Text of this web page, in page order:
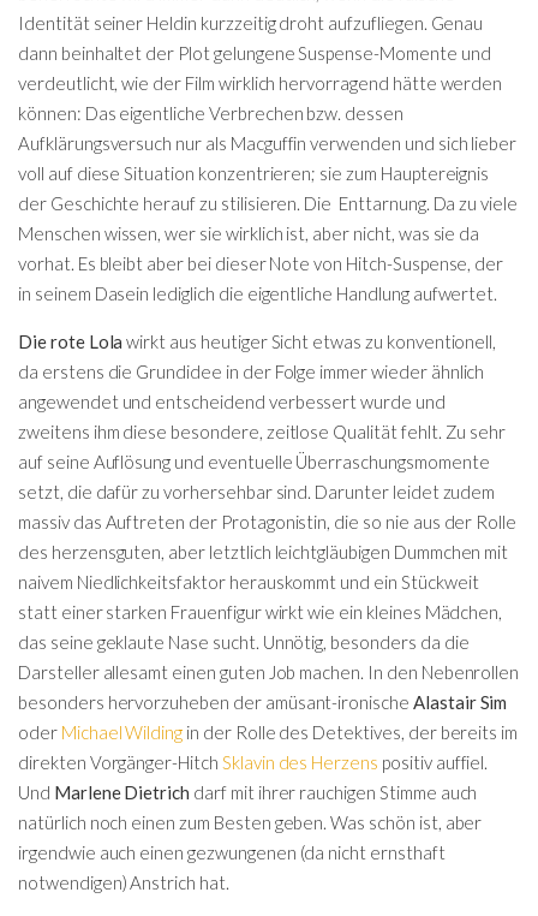
Identität seiner Heldin kurzzeitig droht aufzufliegen. Genau
dann beinhaltet der Plot gelungene Suspense-Momente und
verdeutlicht, wie der Film wirklich hervorragend hätte werden
können: Das eigentliche Verbrechen bzw. dessen
Aufklärungsversuch nur als Macguffin verwenden und sich lieber
voll auf diese Situation konzentrieren; sie zum Hauptereignis
der Geschichte herauf zu stilisieren. Die Enttarnung. Da zu viele
Menschen wissen, wer sie wirklich ist, aber nicht, was sie da
vorhat. Es bleibt aber bei dieser Note von Hitch-Suspense, der
in seinem Dasein lediglich die eigentliche Handlung aufwertet.
Die rote Lola wirkt aus heutiger Sicht etwas zu konventionell,
da erstens die Grundidee in der Folge immer wieder ähnlich
angewendet und entscheidend verbessert wurde und
zweitens ihm diese besondere, zeitlose Qualität fehlt. Zu sehr
auf seine Auflösung und eventuelle Überraschungsmomente
setzt, die dafür zu vorhersehbar sind. Darunter leidet zudem
massiv das Auftreten der Protagonistin, die so nie aus der Rolle
des herzensguten, aber letztlich leichtgläubigen Dummchen mit
naivem Niedlichkeitsfaktor herauskommt und ein Stückweit
statt einer starken Frauenfigur wirkt wie ein kleines Mädchen,
das seine geklaute Nase sucht. Unnötig, besonders da die
Darsteller allesamt einen guten Job machen. In den Nebenrollen
besonders hervorzuheben der amüsant-ironische Alastair Sim
oder Michael Wilding in der Rolle des Detektives, der bereits im
direkten Vorgänger-Hitch Sklavin des Herzens positiv auffiel.
Und Marlene Dietrich darf mit ihrer rauchigen Stimme auch
natürlich noch einen zum Besten geben. Was schön ist, aber
irgendwie auch einen gezwungenen (da nicht ernsthaft
notwendigen) Anstrich hat.